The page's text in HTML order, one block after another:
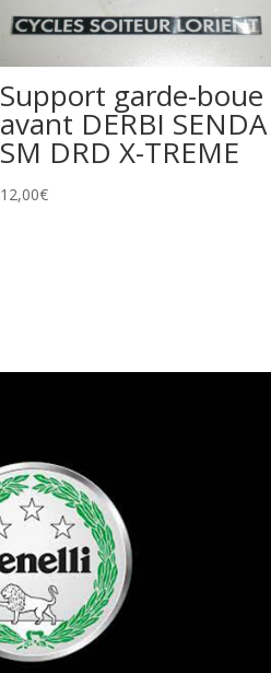
Support garde-boue
avant DERBI SENDA
SM DRD X-TREME
12,00€